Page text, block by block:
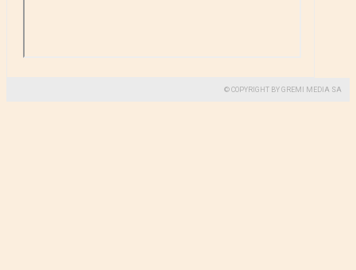
© COPYRIGHT BY GREMI MEDIA SA